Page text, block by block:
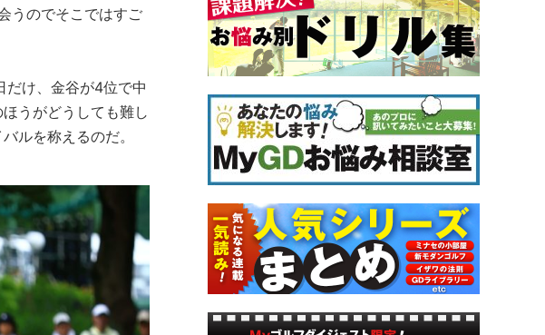
うのでそこではすご
だけ、金谷が4位で中
うがどうしても難し
ルを称えるのだ。